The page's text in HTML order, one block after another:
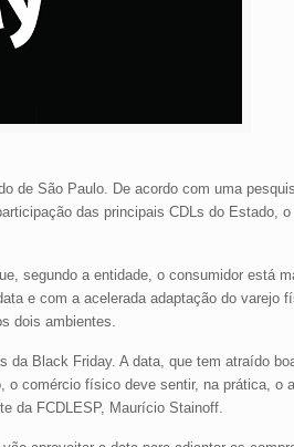
de São Paulo. De acordo com uma
das principais CDLs do Estado,
segundo a entidade, o consumidor está
e com a acelerada adaptação do varejo
dois ambientes.
da Black Friday. A data, que tem atraído
comércio físico deve sentir, na prática, o
da FCDLESP, Maurício Stainoff.